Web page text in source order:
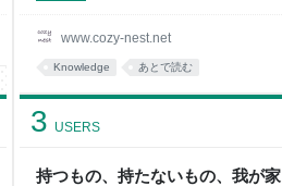
www.cozy-nest.net
Knowledge あとで読む
持つもの、持たないもの、我が家
3 USERS